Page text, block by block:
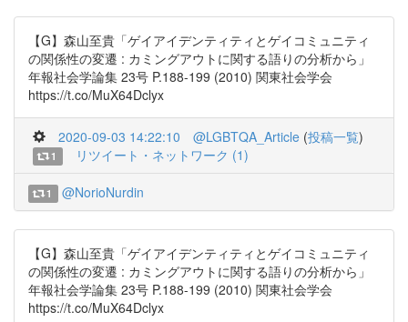
【G】森山至貴「ゲイアイデンティティとゲイコミュニティ
の関係性の変遷 : カミングアウトに関する語りの分析から」
年報社会学論集 23号 P.188-199 (2010) 関東社会学会
https://t.co/MuX64Dclyx
2020-09-03 14:22:10 @LGBTQA_Article (投稿一覧)
1 リツイート・ネットワーク (1)
1 @NorioNurdin
【G】森山至貴「ゲイアイデンティティとゲイコミュニティ
の関係性の変遷 : カミングアウトに関する語りの分析から」
年報社会学論集 23号 P.188-199 (2010) 関東社会学会
https://t.co/MuX64Dclyx